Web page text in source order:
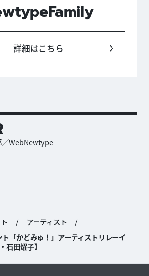
詳細はこちら
／WebNewtype
/ アーティスト
/
「かどみゅ！」アーティストリレーイ
石田燿子】